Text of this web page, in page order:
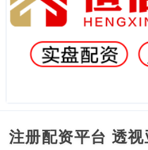
注册配资平台 透